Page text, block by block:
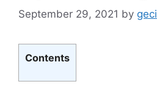
September 29, 2021 by geci
Contents